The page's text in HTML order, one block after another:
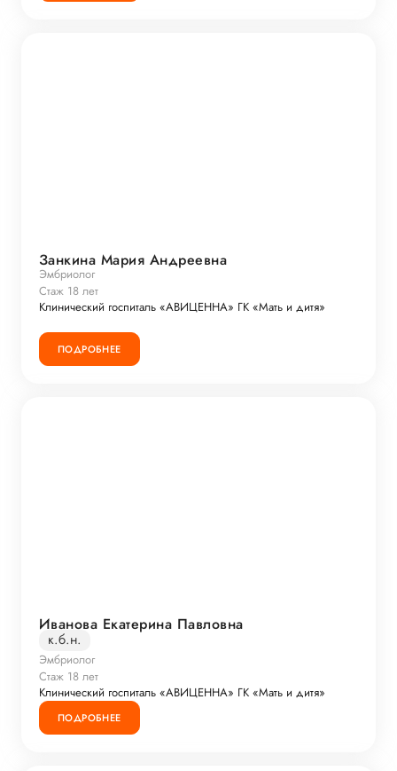
Занкина Мария Андреевна
Эмбриолог
Стаж 18 лет
Клинический госпиталь «АВИЦЕННА» ГК «Мать и дитя»
ПОДРОБНЕЕ
Иванова Екатерина Павловна
к.б.н.
Эмбриолог
Стаж 18 лет
Клинический госпиталь «АВИЦЕННА» ГК «Мать и дитя»
ПОДРОБНЕЕ